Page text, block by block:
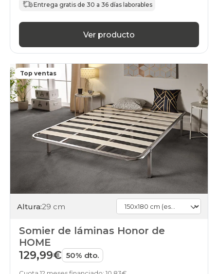
Entrega gratis de 30 a 36 días laborables
Ver producto
Top ventas
Altura:29 cm
Somier de láminas Honor de
HOME
129,99€ 50% dto.